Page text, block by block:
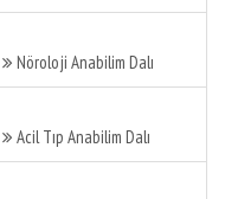
Nöroloji Anabilim Dalı
Acil Tıp Anabilim Dalı